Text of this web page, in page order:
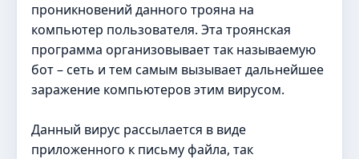
проникновений данного трояна на
компьютер пользователя. Эта троянская
программа организовывает так называемую
бот – сеть и тем самым вызывает дальнейшее
заражение компьютеров этим вирусом.
Данный вирус рассылается в виде
приложенного к письму файла, так